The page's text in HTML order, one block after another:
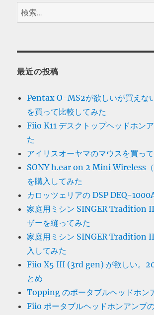
検
索:
最近の投稿
Pentax O-MS2が欲しいが買えな
を買って比較してみた
Fiio K11 デスクトップヘッドホン
た
アイリスオーヤマのマウスを買っ
SONY h.ear on 2 Mini Wireless
を購入してみた
カロッツェリアの DSP DEQ-
家庭用ミシン SINGER Tradition
ザーを縫ってみた
家庭用ミシン SINGER Tradition
入してみた
Fiio X5 III (3rd gen) が欲しい。
とめ
Topping のポータブルヘッドホン
Fiio ポータブルヘッドホンアンプ